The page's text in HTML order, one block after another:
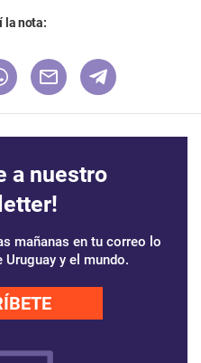
la nota:
a nuestro
mañanas en tu correo lo
y el mundo.